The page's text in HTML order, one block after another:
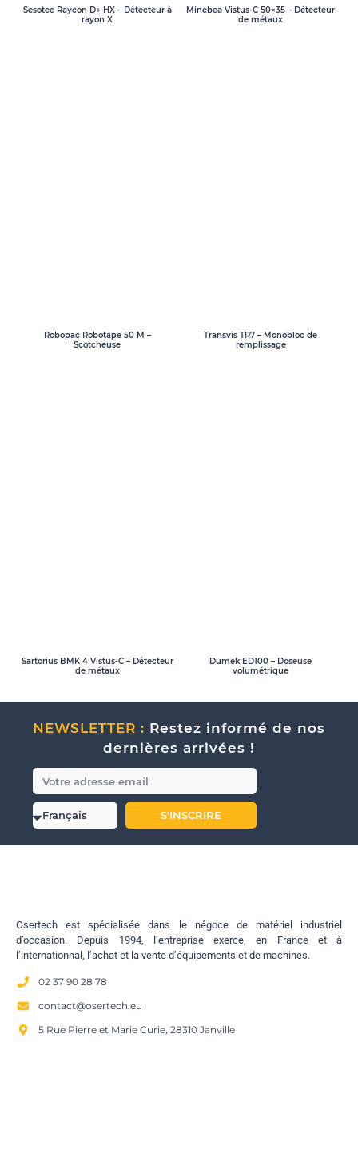
Sesotec Raycon D+ HX – Détecteur à
rayon X
Minebea Vistus-C 50×35 – Détecteur
de métaux
Robopac Robotape 50 M –
Scotcheuse
Transvis TR7 – Monobloc de
remplissage
Sartorius BMK 4 Vistus-C – Détecteur
de métaux
Dumek ED100 – Doseuse
volumétrique
NEWSLETTER : Restez informé de nos
dernières arrivées !
S'INSCRIRE
Osertech est spécialisée dans le négoce de matériel industriel
d’occasion. Depuis 1994, l’entreprise exerce, en France et à
l’internationnal, l’achat et la vente d’équipements et de machines.
02 37 90 28 78
contact@osertech.eu
5 Rue Pierre et Marie Curie, 28310 Janville